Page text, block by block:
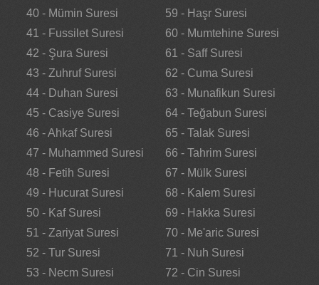
40 - Mümin Suresi
41 - Fussilet Suresi
42 - Şura Suresi
43 - Zuhruf Suresi
44 - Duhan Suresi
45 - Casiye Suresi
46 - Ahkaf Suresi
47 - Muhammed Suresi
48 - Fetih Suresi
49 - Hucurat Suresi
50 - Kaf Suresi
51 - Zariyat Suresi
52 - Tur Suresi
53 - Necm Suresi
59 - Haşr Suresi
60 - Mumtehine Suresi
61 - Saff Suresi
62 - Cuma Suresi
63 - Munafikun Suresi
64 - Teğabun Suresi
65 - Talak Suresi
66 - Tahrim Suresi
67 - Mülk Suresi
68 - Kalem Suresi
69 - Hakka Suresi
70 - Me'aric Suresi
71 - Nuh Suresi
72 - Cin Suresi